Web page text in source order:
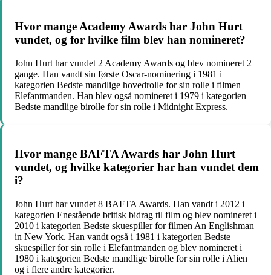
Hvor mange Academy Awards har John Hurt
vundet, og for hvilke film blev han nomineret?
John Hurt har vundet 2 Academy Awards og blev nomineret 2
gange. Han vandt sin første Oscar-nominering i 1981 i
kategorien Bedste mandlige hovedrolle for sin rolle i filmen
Elefantmanden. Han blev også nomineret i 1979 i kategorien
Bedste mandlige birolle for sin rolle i Midnight Express.
Hvor mange BAFTA Awards har John Hurt
vundet, og hvilke kategorier har han vundet dem
i?
John Hurt har vundet 8 BAFTA Awards. Han vandt i 2012 i
kategorien Enestående britisk bidrag til film og blev nomineret i
2010 i kategorien Bedste skuespiller for filmen An Englishman
in New York. Han vandt også i 1981 i kategorien Bedste
skuespiller for sin rolle i Elefantmanden og blev nomineret i
1980 i kategorien Bedste mandlige birolle for sin rolle i Alien
og i flere andre kategorier.